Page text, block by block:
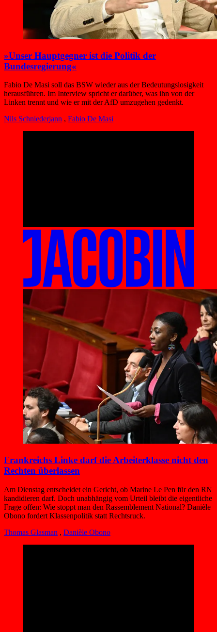
»Unser Hauptgegner ist die Politik der
Bundesregierung«
Fabio De Masi soll das BSW wieder aus der Bedeutungslosigkeit
herausführen. Im Interview spricht er darüber, was ihn von der
Linken trennt und wie er mit der AfD umzugehen gedenkt.
Nils Schniederjann , Fabio De Masi
Frankreichs Linke darf die Arbeiterklasse nicht den
Rechten überlassen
Am Dienstag entscheidet ein Gericht, ob Marine Le Pen für den RN
kandidieren darf. Doch unabhängig vom Urteil bleibt die eigentliche
Frage offen: Wie stoppt man den Rassemblement National? Danièle
Obono fordert Klassenpolitik statt Rechtsruck.
Thomas Glasman , Danièle Obono